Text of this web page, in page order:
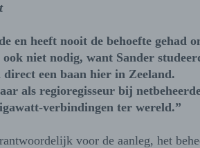
en heeft nooit de behoefte gehad
niet nodig, want Sander
een baan hier in Zeeland.
als regioregisseur bij
verbindingen ter wereld.”
voor de aanleg, het